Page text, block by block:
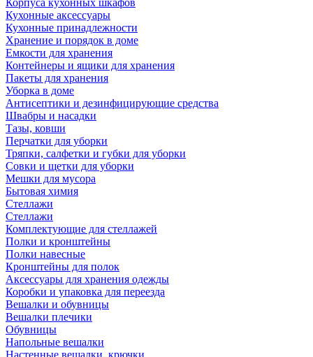
Корпуса кухонных шкафов
Кухонные аксессуары
Кухонные принадлежности
Хранение и порядок в доме
Емкости для хранения
Контейнеры и ящики для хранения
Пакеты для хранения
Уборка в доме
Антисептики и дезинфицирующие средства
Швабры и насадки
Тазы, ковши
Перчатки для уборки
Тряпки, салфетки и губки для уборки
Совки и щетки для уборки
Мешки для мусора
Бытовая химия
Стеллажи
Стеллажи
Комплектующие для стеллажей
Полки и кронштейны
Полки навесные
Кронштейны для полок
Аксессуары для хранения одежды
Коробки и упаковка для переезда
Вешалки и обувницы
Вешалки плечики
Обувницы
Напольные вешалки
Настенные вешалки, крючки